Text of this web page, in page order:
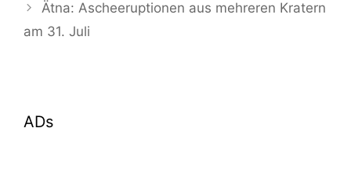
Ätna: Ascheeruptionen aus mehreren Kratern
am 31. Juli
ADs